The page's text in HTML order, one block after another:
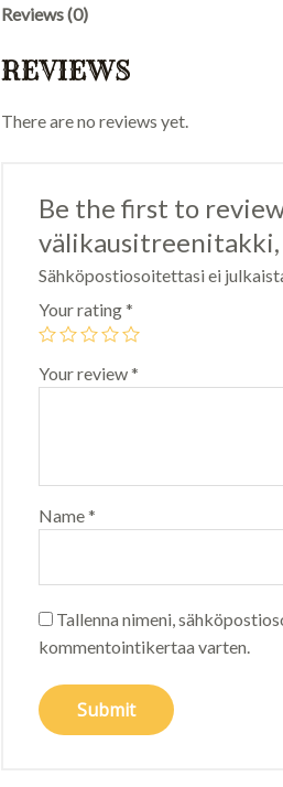
Reviews (0)
REVIEWS
There are no reviews yet.
Be the first to
välikausitreenitakki,
Sähköpostiosoitettasi ei
Your rating*
Your review*
Name*
Tallenna nimeni,
kommentointikertaa varten.